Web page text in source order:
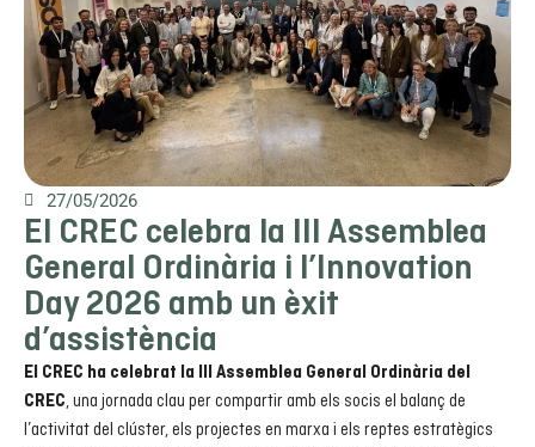
27/05/2026
El CREC celebra la III Assemblea
General Ordinària i l’Innovation
Day 2026 amb un èxit
d’assistència
El CREC ha celebrat la III Assemblea General Ordinària del
CREC, una jornada clau per compartir amb els socis el balanç de
l’activitat del clúster, els projectes en marxa i els reptes estratègics